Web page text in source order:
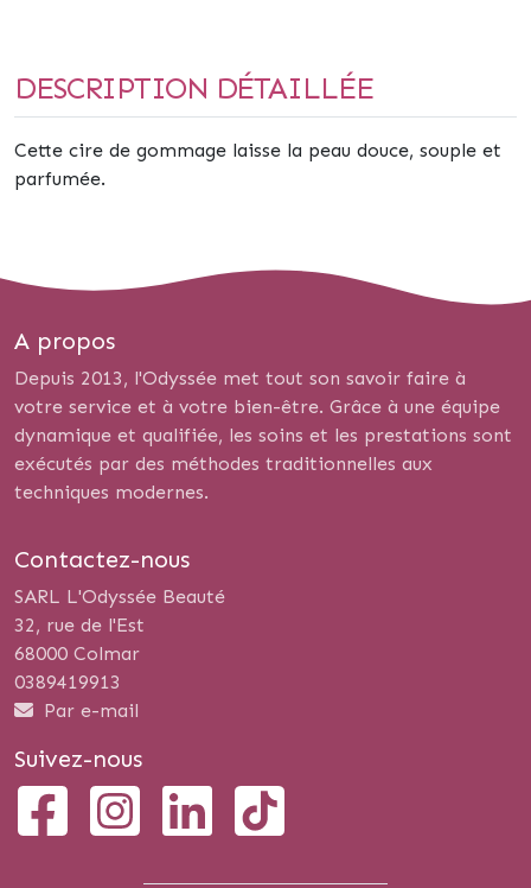
DESCRIPTION DÉTAILLÉE
Cette cire de gommage laisse la peau douce, souple et
parfumée.
A propos
Depuis 2013, l'Odyssée met tout son savoir faire à
votre service et à votre bien-être. Grâce à une équipe
dynamique et qualifiée, les soins et les prestations sont
exécutés par des méthodes traditionnelles aux
techniques modernes.
Contactez-nous
SARL L'Odyssée Beauté
32, rue de l'Est
68000 Colmar
0389419913
Par e-mail
Suivez-nous